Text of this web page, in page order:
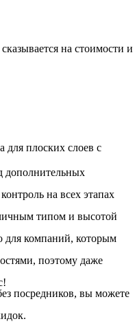
на стоимости и
плоских слоев с
дополнительных
на всех этапах
типом и высотой
для компаний, которым
поэтому даже
посредников, вы можете